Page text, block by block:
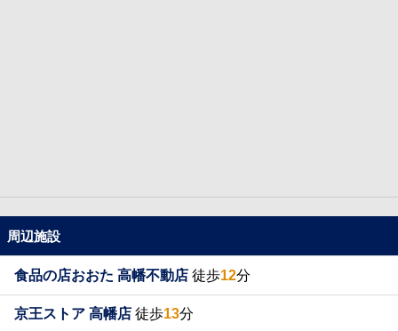
周辺施設
食品の店おおた 高幡不動店 徒歩12分
京王ストア 高幡店 徒歩13分